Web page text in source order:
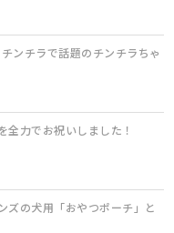
ンチラで話題のチンチラちゃ
全力でお祝いしました！
ズの犬用「おやつポーチ」と